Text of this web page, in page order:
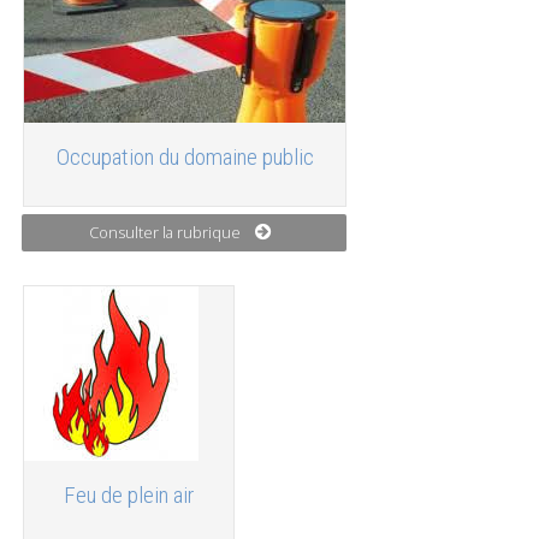
Occupation du domaine public
Consulter la rubrique
Feu de plein air